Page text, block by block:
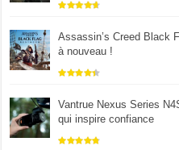
Assassin’s Creed Black
à nouveau !
Vantrue Nexus Series
qui inspire confiance